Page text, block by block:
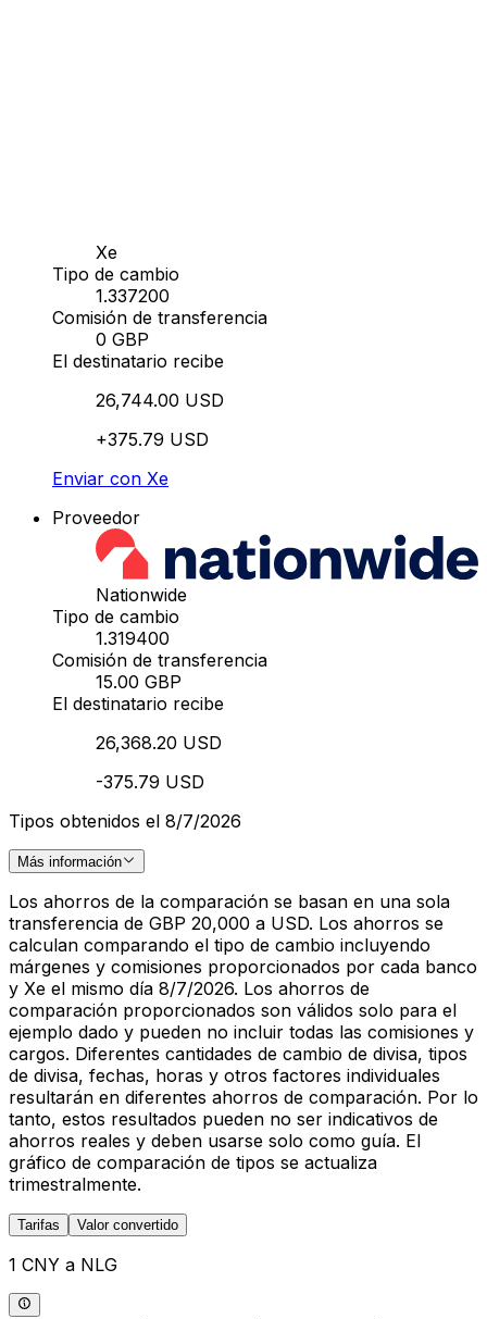
Xe
Tipo de cambio
1.337200
Comisión de transferencia
0 GBP
El destinatario recibe
26,744.00 USD
+375.79 USD
Enviar con Xe
Proveedor
Nationwide
Tipo de cambio
1.319400
Comisión de transferencia
15.00 GBP
El destinatario recibe
26,368.20 USD
-375.79 USD
Tipos obtenidos el 8/7/2026
Más información
Los ahorros de la comparación se basan en una sola
transferencia de GBP 20,000 a USD. Los ahorros se
calculan comparando el tipo de cambio incluyendo
márgenes y comisiones proporcionados por cada banco
y Xe el mismo día 8/7/2026. Los ahorros de
comparación proporcionados son válidos solo para el
ejemplo dado y pueden no incluir todas las comisiones y
cargos. Diferentes cantidades de cambio de divisa, tipos
de divisa, fechas, horas y otros factores individuales
resultarán en diferentes ahorros de comparación. Por lo
tanto, estos resultados pueden no ser indicativos de
ahorros reales y deben usarse solo como guía. El
gráfico de comparación de tipos se actualiza
trimestralmente.
Tarifas Valor convertido
1 CNY a NLG